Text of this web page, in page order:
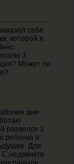
себе
которой я
3
Может ли
дни
развелся 2
ребенка и
Для
недавнего